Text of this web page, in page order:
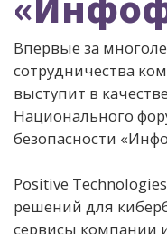
Впервые за
сотрудничества
выступит в качестве
Национального
безопасности
Positive
решений для
сервисы компании